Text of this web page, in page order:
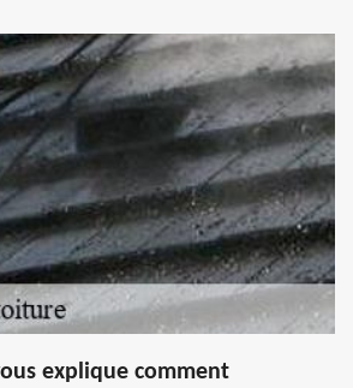
explique comment